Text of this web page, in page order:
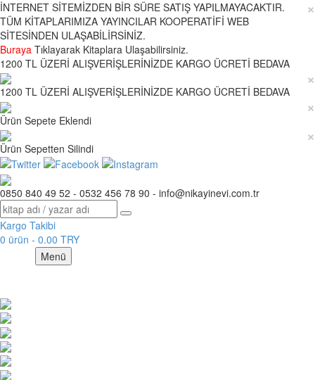
×
İNTERNET SİTEMİZDEN BİR SÜRE SATIŞ YAPILMAYACAKTIR.
TÜM KİTAPLARIMIZA YAYINCILAR KOOPERATİFİ WEB
SİTESİNDEN ULAŞABİLİRSİNİZ.
Buraya Tıklayarak Kitaplara Ulaşabilirsiniz.
1200 TL ÜZERİ ALIŞVERİŞLERİNİZDE KARGO ÜCRETİ BEDAVA
×
1200 TL ÜZERİ ALIŞVERİŞLERİNİZDE KARGO ÜCRETİ BEDAVA
×
Ürün Sepete Eklendi
×
Ürün Sepetten Silindi
0850 840 49 52 - 0532 456 78 90 - info@nikayinevi.com.tr
Kargo Takibi
0 ürün - 0.00 TRY
Menü